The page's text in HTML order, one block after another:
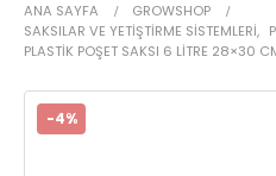
ANA SAYFA
GROWSHOP
SAKSILAR VE YETIŞTIRME SISTEMLERI,
PLASTIK POŞET SAKSI 6 LITRE 28×30
-4%